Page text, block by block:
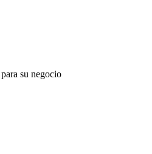
su negocio